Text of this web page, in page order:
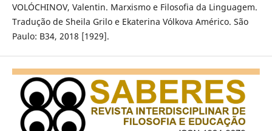
VOLÓCHINOV, Valentin. Marxismo e Filosofia da Linguagem.
Tradução de Sheila Grilo e Ekaterina Vólkova Américo. São
Paulo: B34, 2018 [1929].